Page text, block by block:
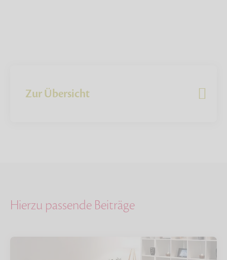
Zur Übersicht
Hierzu passende Beiträge